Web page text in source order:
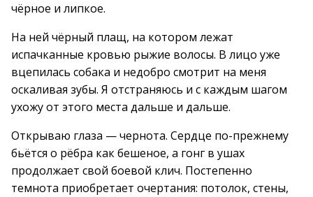
чёрное и липкое.
На ней чёрный плащ, на котором лежат
испачканные кровью рыжие волосы. В лицо уже
вцепилась собака и недобро смотрит на меня
оскаливая зубы. Я отстраняюсь и с каждым шагом
ухожу от этого места дальше и дальше.
Открываю глаза — чернота. Сердце по-прежнему
бьётся о рёбра как бешеное, а гонг в ушах
продолжает свой боевой клич. Постепенно
темнота приобретает очертания: потолок, стены,